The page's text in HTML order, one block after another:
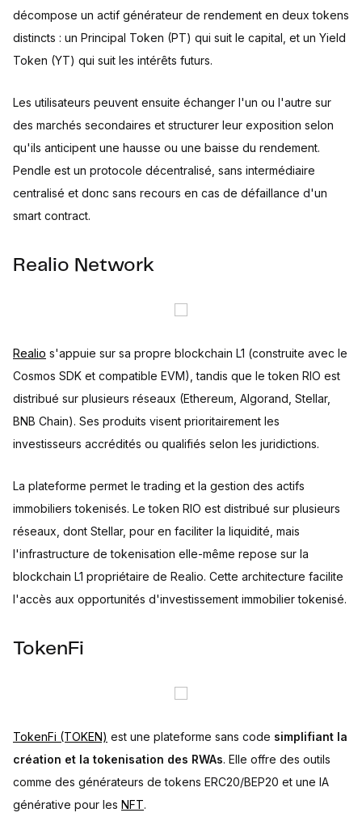
décompose un actif générateur de rendement en deux tokens
distincts : un Principal Token (PT) qui suit le capital, et un Yield
Token (YT) qui suit les intérêts futurs.
Les utilisateurs peuvent ensuite échanger l'un ou l'autre sur
des marchés secondaires et structurer leur exposition selon
qu'ils anticipent une hausse ou une baisse du rendement.
Pendle est un protocole décentralisé, sans intermédiaire
centralisé et donc sans recours en cas de défaillance d'un
smart contract.
Realio Network
Realio s'appuie sur sa propre blockchain L1 (construite avec le
Cosmos SDK et compatible EVM), tandis que le token RIO est
distribué sur plusieurs réseaux (Ethereum, Algorand, Stellar,
BNB Chain). Ses produits visent prioritairement les
investisseurs accrédités ou qualifiés selon les juridictions.
La plateforme permet le trading et la gestion des actifs
immobiliers tokenisés. Le token RIO est distribué sur plusieurs
réseaux, dont Stellar, pour en faciliter la liquidité, mais
l'infrastructure de tokenisation elle-même repose sur la
blockchain L1 propriétaire de Realio. Cette architecture facilite
l'accès aux opportunités d'investissement immobilier tokenisé.
TokenFi
TokenFi (TOKEN) est une plateforme sans code simplifiant la
création et la tokenisation des RWAs. Elle offre des outils
comme des générateurs de tokens ERC20/BEP20 et une IA
générative pour les NFT.